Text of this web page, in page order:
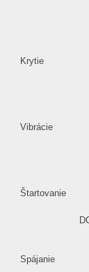
Krytie
Vibrácie
Štartovanie
Spájanie